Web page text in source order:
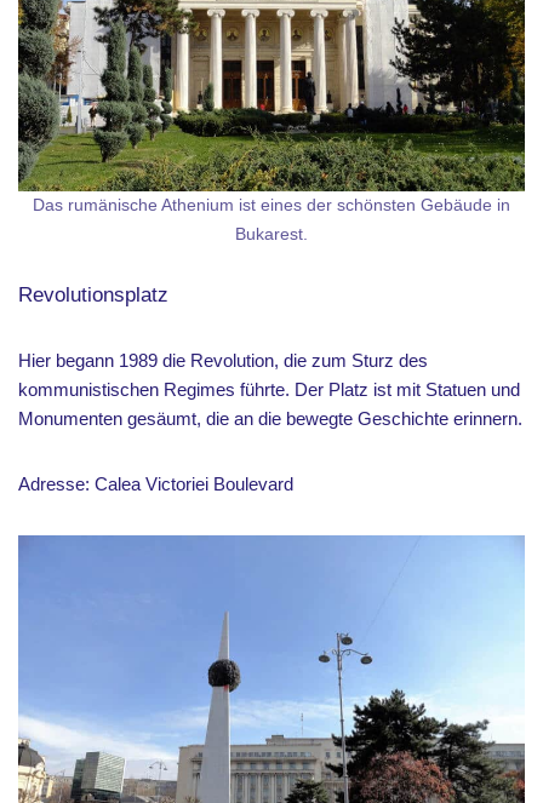
Das rumänische Athenium ist eines der schönsten Gebäude in
Bukarest.
Revolutionsplatz
Hier begann 1989 die Revolution, die zum Sturz des
kommunistischen Regimes führte. Der Platz ist mit Statuen und
Monumenten gesäumt, die an die bewegte Geschichte erinnern.
Adresse: Calea Victoriei Boulevard